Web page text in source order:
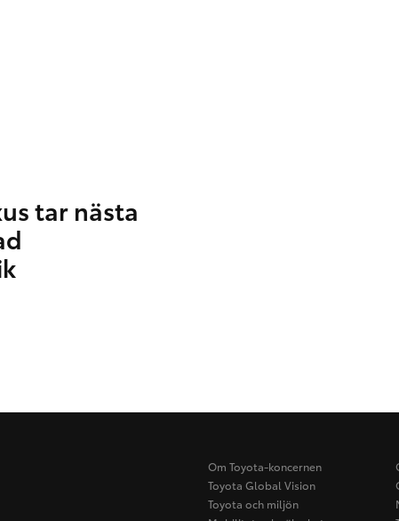
tar nästa
Om Toyota-koncernen
Toyota Global Vision
Toyota och miljön